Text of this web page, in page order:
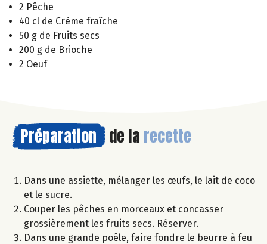
2 Pêche
40 cl de Crème fraîche
50 g de Fruits secs
200 g de Brioche
2 Oeuf
Préparation de la recette
Dans une assiette, mélanger les œufs, le lait de coco
et le sucre.
Couper les pêches en morceaux et concasser
grossièrement les fruits secs. Réserver.
Dans une grande poêle, faire fondre le beurre à feu